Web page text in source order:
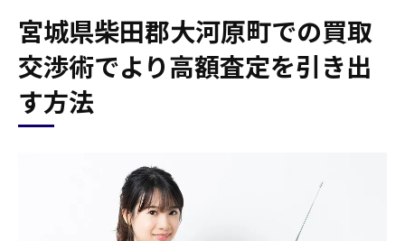
宮城県柴田郡大河原町での買取
交渉術でより高額査定を引き出
す方法